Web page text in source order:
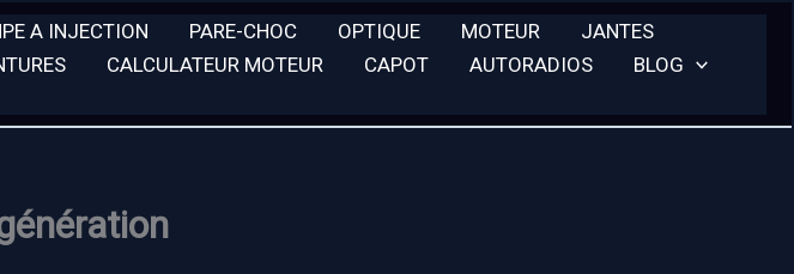
A INJECTION PARE-CHOC OPTIQUE MOTEUR
JANTES
CALCULATEUR MOTEUR CAPOT AUTORADIOS
BLOG